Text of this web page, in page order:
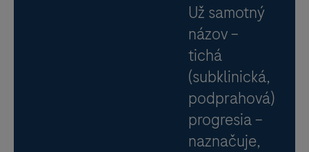
Už samotný
názov –
tichá
(subklinická,
podprahová)
progresia –
naznačuje,